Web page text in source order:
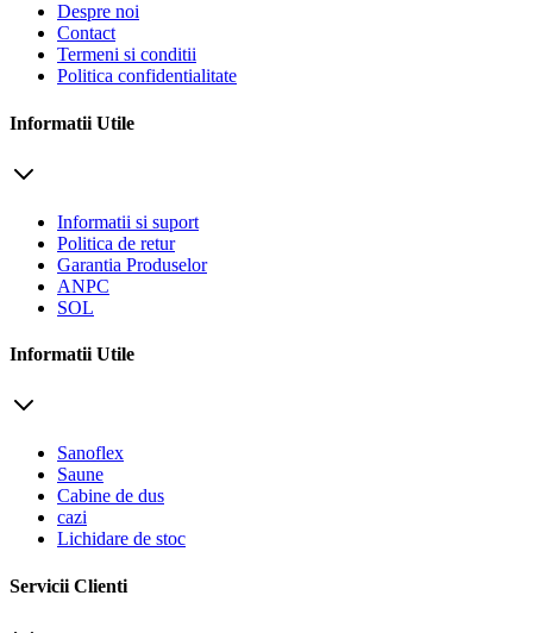
Despre noi
Contact
Termeni si conditii
Politica confidentialitate
Informatii Utile
Informatii si suport
Politica de retur
Garantia Produselor
ANPC
SOL
Informatii Utile
Sanoflex
Saune
Cabine de dus
cazi
Lichidare de stoc
Servicii Clienti